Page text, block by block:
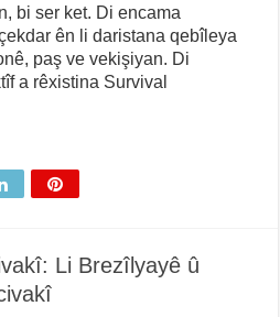
bi ser ket. Di encama
ên li daristana qebîleya
paş ve vekişiyan. Di
a rêxistina Survival
Li Brezîlyayê û